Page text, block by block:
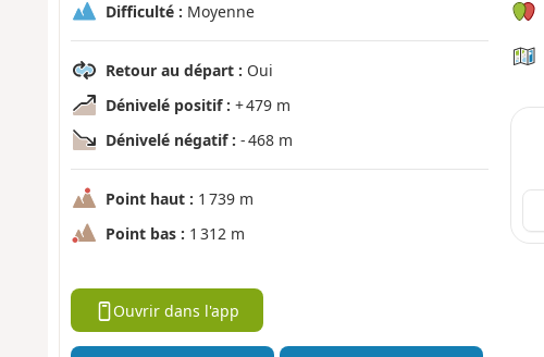
Difficulté : Moyenne
Retour au départ : Oui
Dénivelé positif : + 479 m
Dénivelé négatif : - 468 m
Point haut : 1 739 m
Point bas : 1 312 m
Ouvrir dans l'app